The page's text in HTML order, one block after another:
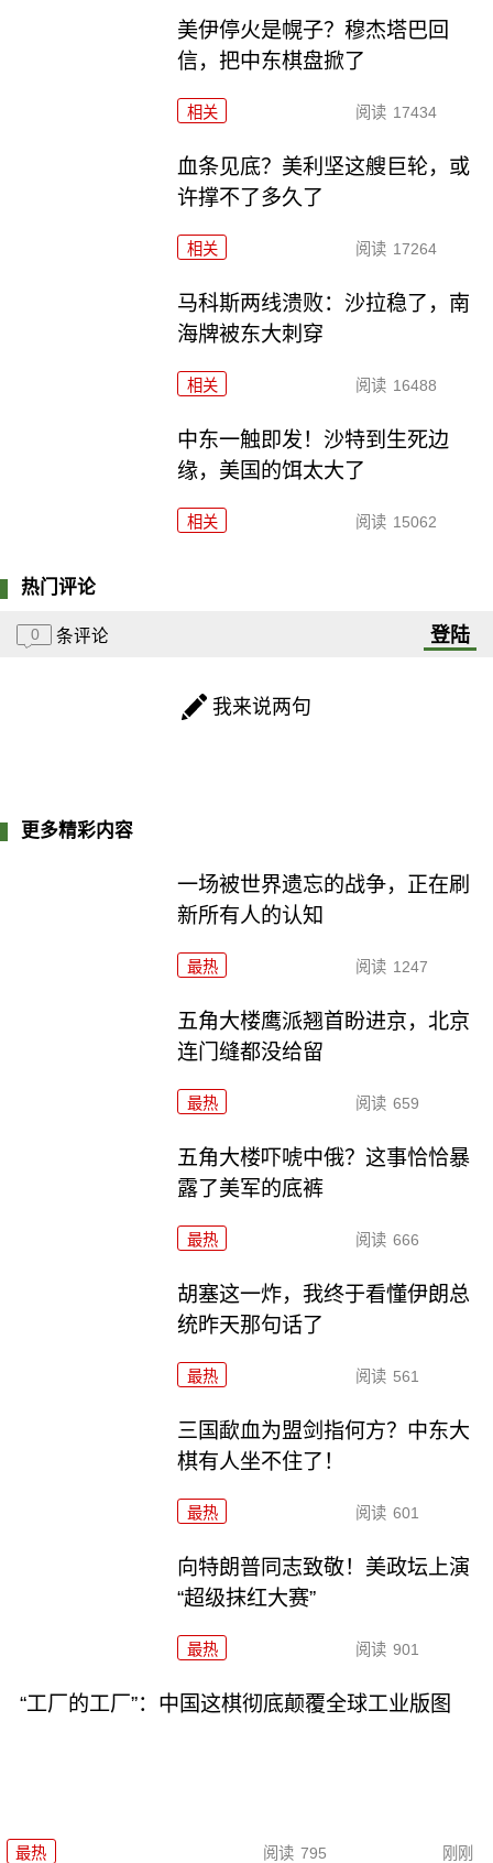
美伊停火是幌子？穆杰塔巴回
信，把中东棋盘掀了
相关 阅读 17434
血条见底？美利坚这艘巨轮，或
许撑不了多久了
相关 阅读 17264
马科斯两线溃败：沙拉稳了，南
海牌被东大刺穿
相关 阅读 16488
中东一触即发！沙特到生死边
缘，美国的饵太大了
相关 阅读 15062
热门评论
0 条评论 登陆
我来说两句
更多精彩内容
一场被世界遗忘的战争，正在刷
新所有人的认知
最热 阅读 1247
五角大楼鹰派翘首盼进京，北京
连门缝都没给留
最热 阅读 659
五角大楼吓唬中俄？这事恰恰暴
露了美军的底裤
最热 阅读 666
胡塞这一炸，我终于看懂伊朗总
统昨天那句话了
最热 阅读 561
三国歃血为盟剑指何方？中东大
棋有人坐不住了！
最热 阅读 601
向特朗普同志致敬！美政坛上演
“超级抹红大赛”
最热 阅读 901
“工厂的工厂”：中国这棋彻底颠覆全球工业版图
最热 阅读 795 刚刚